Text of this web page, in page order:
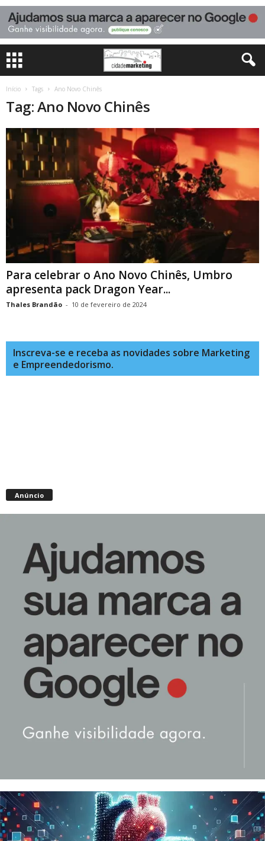
Início Tags Ano Novo Chinês
Tag: Ano Novo Chinês
Para celebrar o Ano Novo Chinês, Umbro
apresenta pack Dragon Year...
Thales Brandão - 10 de fevereiro de 2024
Inscreva-se e receba as novidades sobre Marketing
e Empreendedorismo.
Anúncio